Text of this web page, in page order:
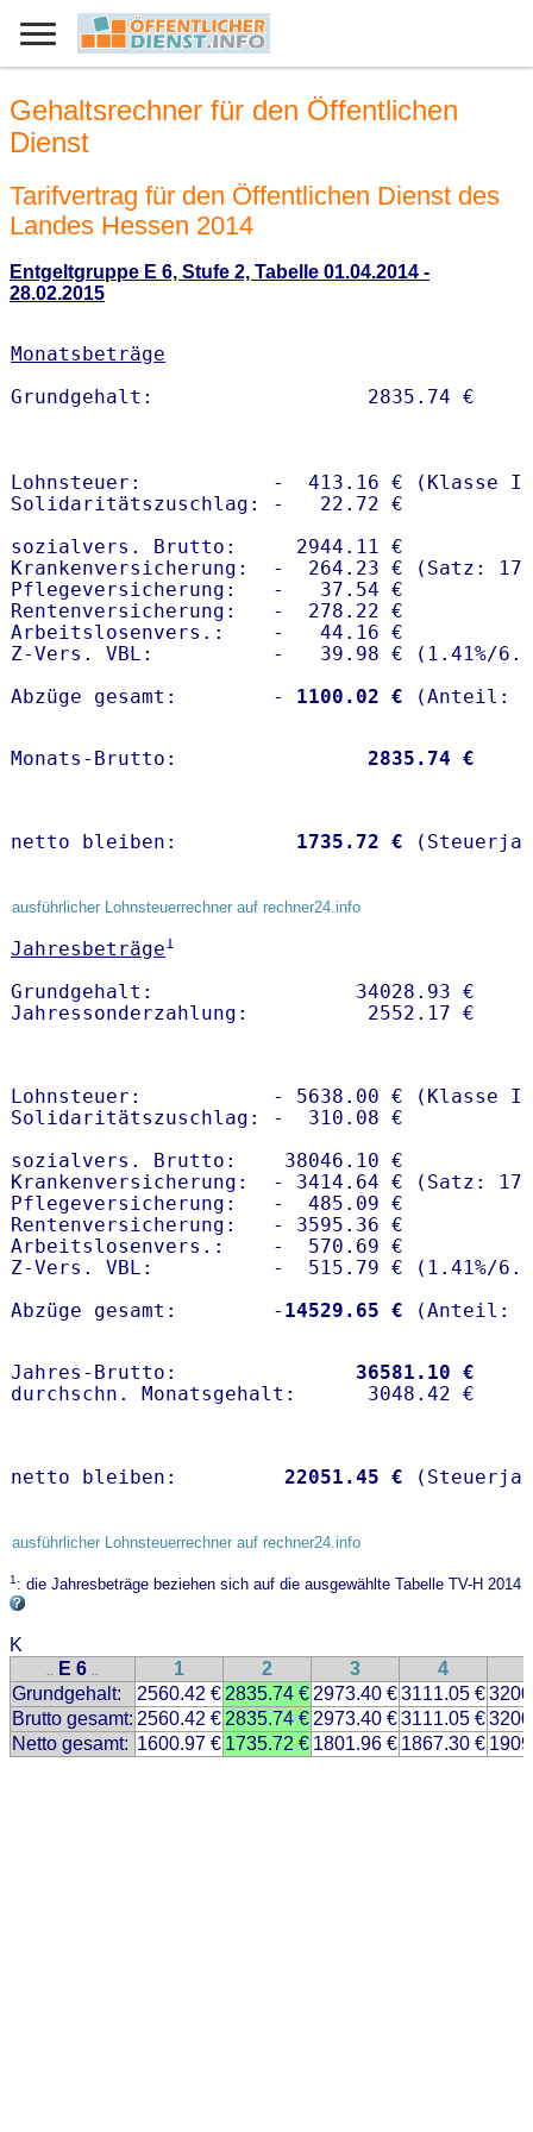
Gehaltsrechner für den Öffentlichen
Dienst
Tarifvertrag für den Öffentlichen Dienst des
Landes Hessen 2014
Entgeltgruppe E 6, Stufe 2, Tabelle 01.04.2014 -
28.02.2015
Monatsbeträge
Lohnsteuer:           -  413.16 € (Klasse I)
Solidaritätszuschlag: -   22.72 €
sozialvers. Brutto:     2944.11 €
Krankenversicherung:  -  264.23 € (Satz:
Pflegeversicherung:   -   37.54 €
Rentenversicherung:   -  278.22 €
Arbeitslosenvers.:    -   44.16 €
Z-Vers. VBL:          -   39.98 € ( 1.41%/
Abzüge gesamt:        -
1100.02 €
Monats-Brutto: 2835.74 €
netto bleiben: 1735.72 €
ausführlicher Lohnsteuerrechner auf rechner24.info
Jahresbeträge1
Grundgehalt:                 34028.93 €
Lohnsteuer:           - 5638.00 € (Klasse I)
Solidaritätszuschlag: -  310.08 €
sozialvers. Brutto:    38046.10 €
Krankenversicherung:  - 3414.64 € (Satz:
Pflegeversicherung:   -  485.09 €
Rentenversicherung:   - 3595.36 €
Arbeitslosenvers.:    -  570.69 €
Z-Vers. VBL:          -  515.79 € ( 1.41%/
Abzüge gesamt:        - 14529.65 €
Jahres-Brutto: 36581.10 €
netto bleiben: 22051.45 €
ausführlicher Lohnsteuerrechner auf rechner24.info
1: die Jahresbeträge beziehen sich auf die ausgewählte Tabelle TV-H 2014
K
.. E 6 .. 1 2 3 4
Grundgehalt:
2560.42 € 2835.74 € 2973.40 €3111.05 €
Brutto gesamt: 2560.42 € 2835.74 € 2973.40 €3111.05 €
Netto gesamt: 1600.97 € 1735.72 € 1801.96 € 1867.30 €